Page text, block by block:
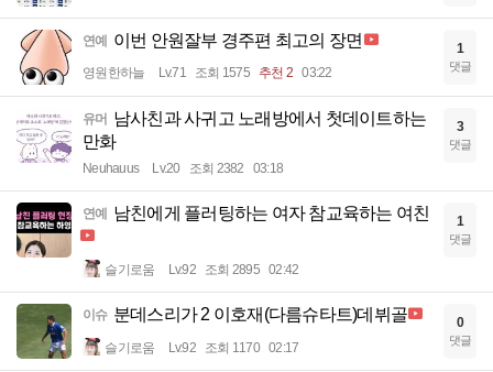
연예 이번 안원잘부 경주편 최고의 장면
영원한하늘 Lv.71 조회 1575 추천 2 03:22
1
댓글
유머 남사친과 사귀고 노래방에서 첫데이트하는
만화
Neuhauus Lv.20 조회 2382 03:18
3
댓글
연예 남친에게 플러팅하는 여자 참교육하는 여친
슬기로움 Lv.92 조회 2895 02:42
1
댓글
이슈 분데스리가 2 이호재(다름슈타트)데뷔골
슬기로움 Lv.92 조회 1170 02:17
0
댓글